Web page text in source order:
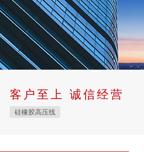
客户至上 诚信经营
硅橡胶高压线